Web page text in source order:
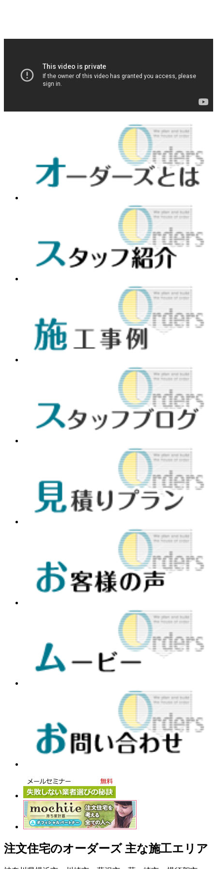
注文住宅のオーダーズ 主な施工エリア